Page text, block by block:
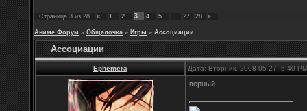
Страница 3 из 28 « 1 2 3 4 5 … 27 28 »
Аниме Форум » Общалочка » Игры » Ассоциации
Ассоциации
Ephemera Дата: Вторник, 2008-05-27, 5:40
верный